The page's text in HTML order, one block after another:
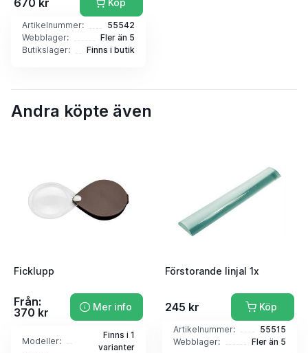
670 kr Köp
Artikelnummer:
55542
Webblager:
Fler än 5
Butikslager:
Finns i butik
Andra köpte även
Ficklupp
Från:
370 kr
Mer info
Modeller:
Finns i 1
varianter
Förstorande linjal 1x
245 kr Köp
Artikelnummer:
55515
Webblager:
Fler än 5